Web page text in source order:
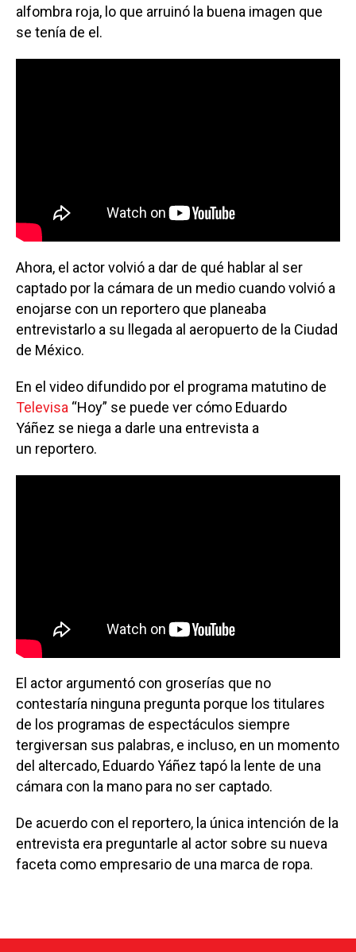
alfombra roja, lo que arruinó la buena imagen que
se tenía de el.
Ahora, el actor volvió a dar de qué hablar al ser
captado por la cámara de un medio cuando volvió a
enojarse con un reportero que planeaba
entrevistarlo a su llegada al aeropuerto de la Ciudad
de México.
En el video difundido por el programa matutino de
Televisa “Hoy” se puede ver cómo Eduardo
Yáñez se niega a darle una entrevista a
un reportero.
El actor argumentó con groserías que no
contestaría ninguna pregunta porque los titulares
de los programas de espectáculos siempre
tergiversan sus palabras, e incluso, en un momento
del altercado, Eduardo Yáñez tapó la lente de una
cámara con la mano para no ser captado.
De acuerdo con el reportero, la única intención de la
entrevista era preguntarle al actor sobre su nueva
faceta como empresario de una marca de ropa.